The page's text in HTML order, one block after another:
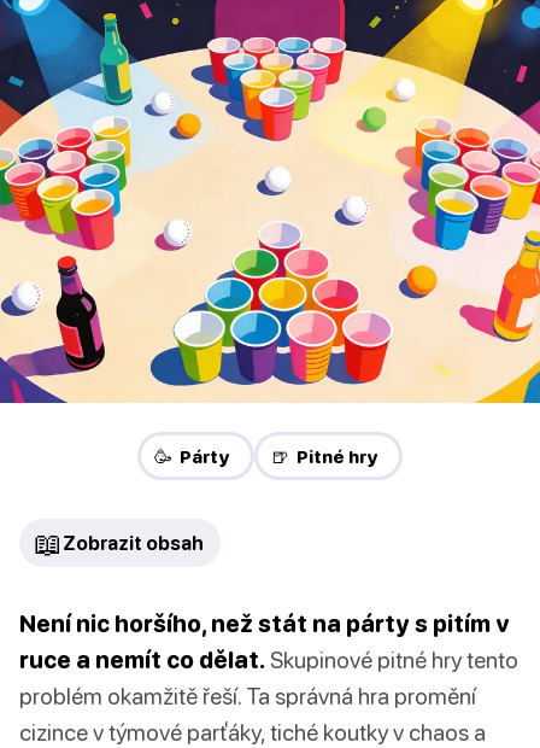
🥳 Párty 🍺 Pitné hry
📖 Zobrazit obsah
Není nic horšího, než stát na párty s pitím v
ruce a nemít co dělat. Skupinové pitné hry tento
problém okamžitě řeší. Ta správná hra promění
cizince v týmové parťáky, tiché koutky v chaos a